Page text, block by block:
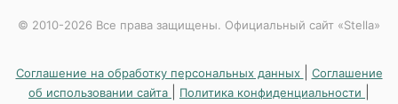
© 2010-2026 Все права защищены. Официальный сайт «Stella»
Соглашение на обработку персональных данных
Соглашение
об использовании сайта
Политика конфиденциальности